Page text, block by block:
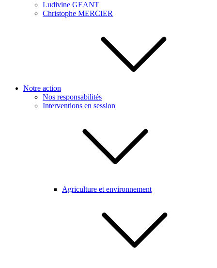
Ludivine GEANT
Christophe MERCIER
Notre action
Nos responsabilités
Interventions en session
Agriculture et environnement